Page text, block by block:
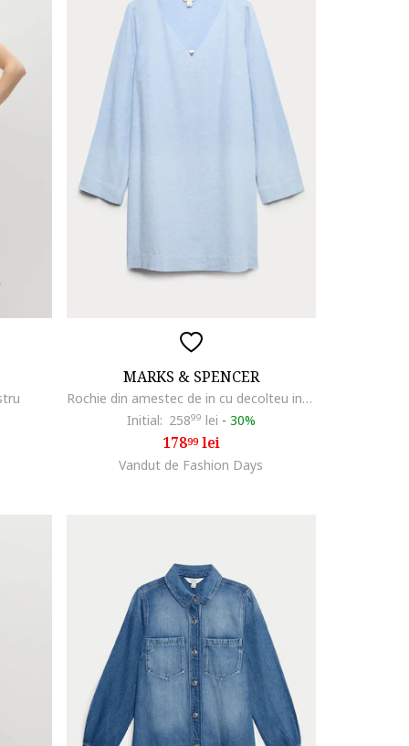
MARKS & SPENCER
Rochie din amestec de in cu decolteu in V, Albastru glaciar
Initial: 25899 lei - 30%
17899lei
Vandut de Fashion Days